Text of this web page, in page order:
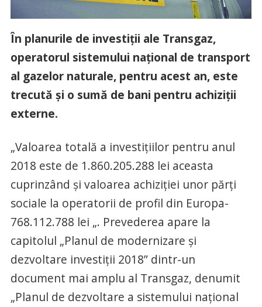
În planurile de investiţii ale Transgaz,
operatorul sistemului naţional de transport
al gazelor naturale, pentru acest an, este
trecută şi o sumă de bani pentru achiziţii
externe.
„Valoarea totală a investiţiilor pentru anul
2018 este de 1.860.205.288 lei aceasta
cuprinzând şi valoarea achiziţiei unor părţi
sociale la operatorii de profil din Europa-
768.112.788 lei „. Prevederea apare la
capitolul „Planul de modernizare şi
dezvoltare investiţii 2018” dintr-un
document mai amplu al Transgaz, denumit
„Planul de dezvoltare a sistemului naţional